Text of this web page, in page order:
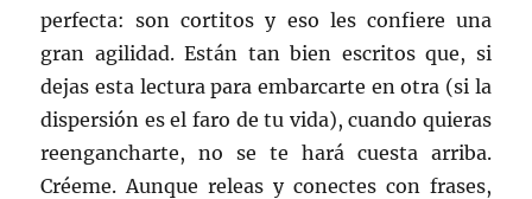
perfecta: son cortitos y eso les confiere una
gran agilidad. Están tan bien escritos que, si
dejas esta lectura para embarcarte en otra (si la
dispersión es el faro de tu vida), cuando quieras
reengancharte, no se te hará cuesta arriba.
Créeme. Aunque releas y conectes con frases,